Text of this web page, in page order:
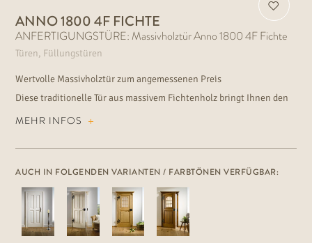
ANNO 1800 4F FICHTE
ANFERTIGUNGSTÜRE: Massivholztür Anno 1800 4F Fichte
Türen, Füllungstüren
Wertvolle Massivholztür zum angemessenen Preis
Diese traditionelle Tür aus massivem Fichtenholz bringt Ihnen den
MEHR INFOS
AUCH IN FOLGENDEN VARIANTEN / FARBTÖNEN VERFÜGBAR: